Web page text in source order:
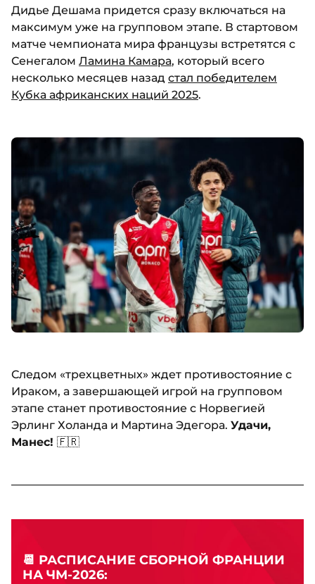
Дидье Дешама придется сразу включаться на
максимум уже на групповом этапе. В стартовом
матче чемпионата мира французы встретятся с
Сенегалом Ламина Камара, который всего
несколько месяцев назад стал победителем
Кубка африканских наций 2025.
Следом «трехцветных» ждет противостояние с
Ираком, а завершающей игрой на групповом
этапе станет противостояние с Норвегией
Эрлинг Холанда и Мартина Эдегора. Удачи,
Манес! 🇫🇷
📆 РАСПИСАНИЕ СБОРНОЙ ФРАНЦИИ
НА ЧМ-2026: